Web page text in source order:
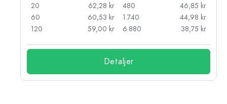
20
62,28 kr
60
60,53 kr
120
59,00 kr
480
46,85 kr
1.740
44,98 kr
6.880
38,75 kr
Detaljer